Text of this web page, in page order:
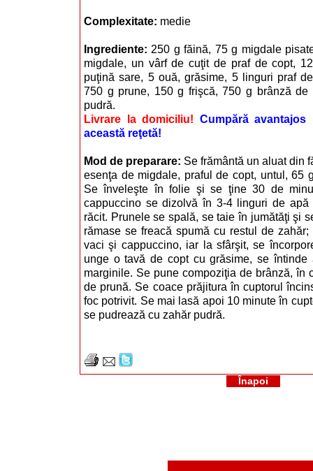
Complexitate: medie
Ingrediente: 250 g făină, 75 g migdale
migdale, un vârf de cuţit de praf de copt,
puţină sare, 5 ouă, grăsime, 5 linguri praf
750 g prune, 150 g frişcă, 750 g brânză de
pudră.
Livrare la domiciliu! Cumpără avantajos
această reţetă!
Mod de preparare: Se frământă un aluat din
esenţa de migdale, praful de copt, untul, 65
Se înveleşte în folie şi se ţine 30 de
cappuccino se dizolvă în 3-4 linguri de
răcit. Prunele se spală, se taie în jumătăţi şi
rămase se freacă spumă cu restul de
vaci şi cappuccino, iar la sfârşit, se
unge o tavă de copt cu grăsime, se întinde
marginile. Se pune compoziţia de brânză, în
de prună. Se coace prăjitura în cuptorul
foc potrivit. Se mai lasă apoi 10 minute în
se pudrează cu zahăr pudră.
Înapoi